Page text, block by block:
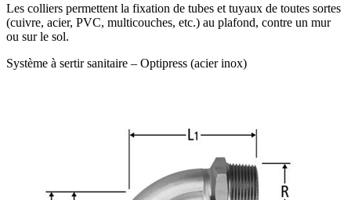
Les colliers permettent la fixation de tubes et tuyaux de toutes sortes
(cuivre, acier, PVC, multicouches, etc.) au plafond, contre un mur
ou sur le sol.
Système à sertir sanitaire – Optipress (acier inox)